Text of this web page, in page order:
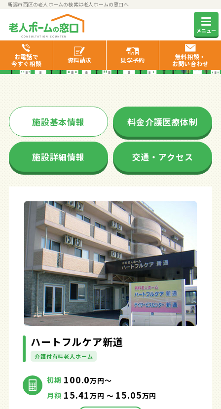
新潟市西区の老人ホームの検索は老人ホームの窓口へ
メニュー
お電話で
今すぐ相談
資料請求 見学予約
無料相談・
お問い合わせ
ハートフルケア新道
施設基本情報 料金介護医療体制
施設詳細情報 交通・アクセス
ハートフルケア新道
介護付有料老人ホーム
初期 100.0万円～
月額 15.41万円 ～ 15.05万円